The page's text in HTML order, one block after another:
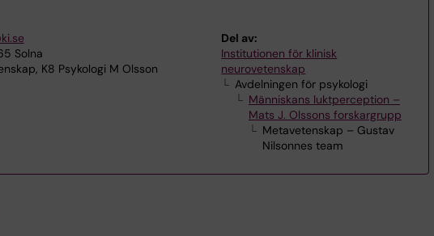
Solna
K8 Psykologi M Olsson
Del av:
Institutionen för klinisk
neurovetenskap
Avdelningen för psykologi
Människans luktperception –
Mats J. Olssons forskargrupp
Metavetenskap – Gustav
Nilsonnes team